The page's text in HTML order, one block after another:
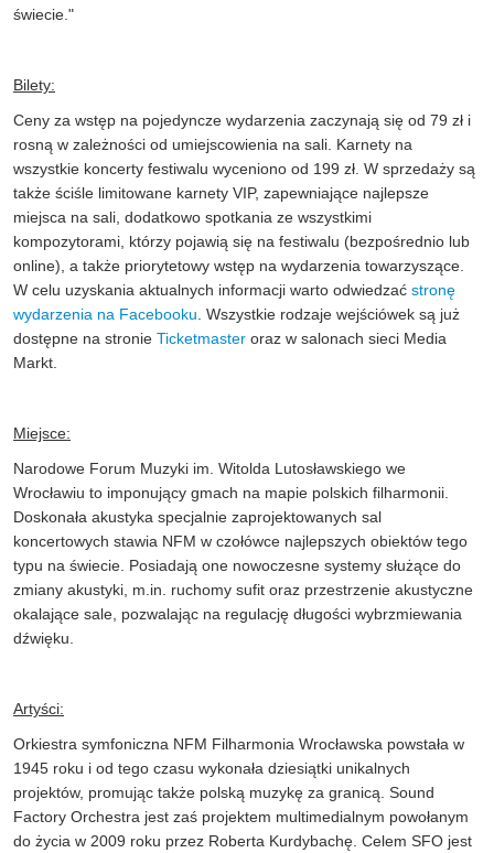
świecie."
Bilety:
Ceny za wstęp na pojedyncze wydarzenia zaczynają się od 79 zł i
rosną w zależności od umiejscowienia na sali. Karnety na
wszystkie koncerty festiwalu wyceniono od 199 zł. W sprzedaży są
także ściśle limitowane karnety VIP, zapewniające najlepsze
miejsca na sali, dodatkowo spotkania ze wszystkimi
kompozytorami, którzy pojawią się na festiwalu (bezpośrednio lub
online), a także priorytetowy wstęp na wydarzenia towarzyszące.
W celu uzyskania aktualnych informacji warto odwiedzać stronę
wydarzenia na Facebooku. Wszystkie rodzaje wejściówek są już
dostępne na stronie Ticketmaster oraz w salonach sieci Media
Markt.
Miejsce:
Narodowe Forum Muzyki im. Witolda Lutosławskiego we
Wrocławiu to imponujący gmach na mapie polskich filharmonii.
Doskonała akustyka specjalnie zaprojektowanych sal
koncertowych stawia NFM w czołówce najlepszych obiektów tego
typu na świecie. Posiadają one nowoczesne systemy służące do
zmiany akustyki, m.in. ruchomy sufit oraz przestrzenie akustyczne
okalające sale, pozwalając na regulację długości wybrzmiewania
dźwięku.
Artyści:
Orkiestra symfoniczna NFM Filharmonia Wrocławska powstała w
1945 roku i od tego czasu wykonała dziesiątki unikalnych
projektów, promując także polską muzykę za granicą. Sound
Factory Orchestra jest zaś projektem multimedialnym powołanym
do życia w 2009 roku przez Roberta Kurdybachę. Celem SFO jest